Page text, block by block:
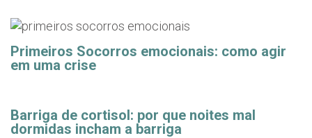
Primeiros Socorros emocionais: como agir
em uma crise
Barriga de cortisol: por que noites mal
dormidas incham a barriga